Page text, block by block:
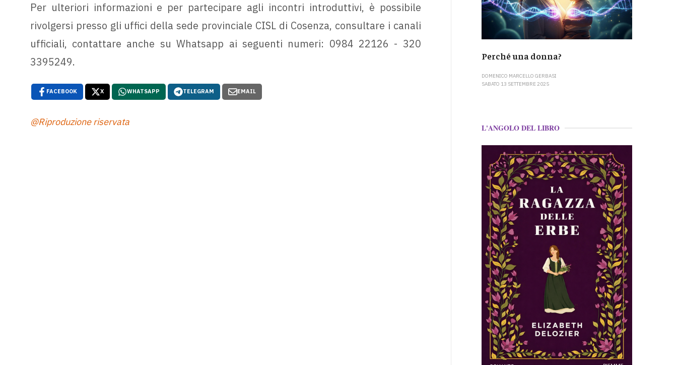
Per ulteriori informazioni e per partecipare agli incontri introduttivi, è possibile
rivolgersi presso gli uffici della sede provinciale CISL di Cosenza, consultare i canali
ufficiali, contattare anche su Whatsapp ai seguenti numeri: 0984 22126 - 320
3395249.
FACEBOOK X WHATSAPP TELEGRAM EMAIL
@Riproduzione riservata
Perché una donna?
DOMENICO MARCELLO GERBASI
SABATO 13 SETTEMBRE 2025
L'ANGOLO DEL LIBRO